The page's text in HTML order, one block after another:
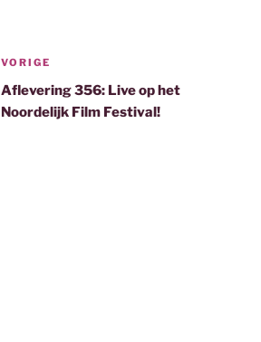
o
k
e
n
Bericht
navigatie
Vorig
bericht
VORIGE
Aflevering 356: Live op het
Noordelijk Film Festival!